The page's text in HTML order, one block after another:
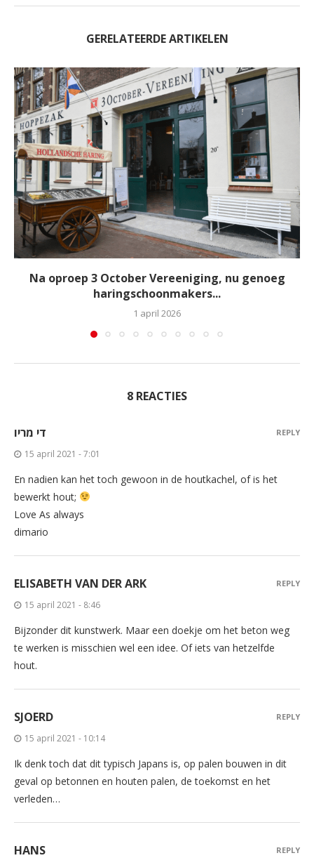
GERELATEERDE ARTIKELEN
Na oproep 3 October Vereeniging, nu genoeg
haringschoonmakers...
1 april 2026
8 REACTIES
די מריו
15 april 2021 - 7:01
En nadien kan het toch gewoon in de houtkachel, of is het
bewerkt hout;
Love As always
dimario
REPLY
ELISABETH VAN DER ARK
15 april 2021 - 8:46
Bijzonder dit kunstwerk. Maar een doekje om het beton weg
te werken is misschien wel een idee. Of iets van hetzelfde
hout.
REPLY
SJOERD
15 april 2021 - 10:14
Ik denk toch dat dit typisch Japans is, op palen bouwen in dit
geval op betonnen en houten palen, de toekomst en het
verleden…
REPLY
HANS REPLY